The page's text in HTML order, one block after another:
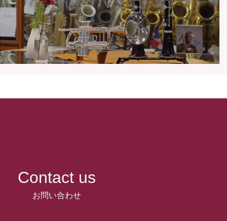
Contact us
お問い合わせ